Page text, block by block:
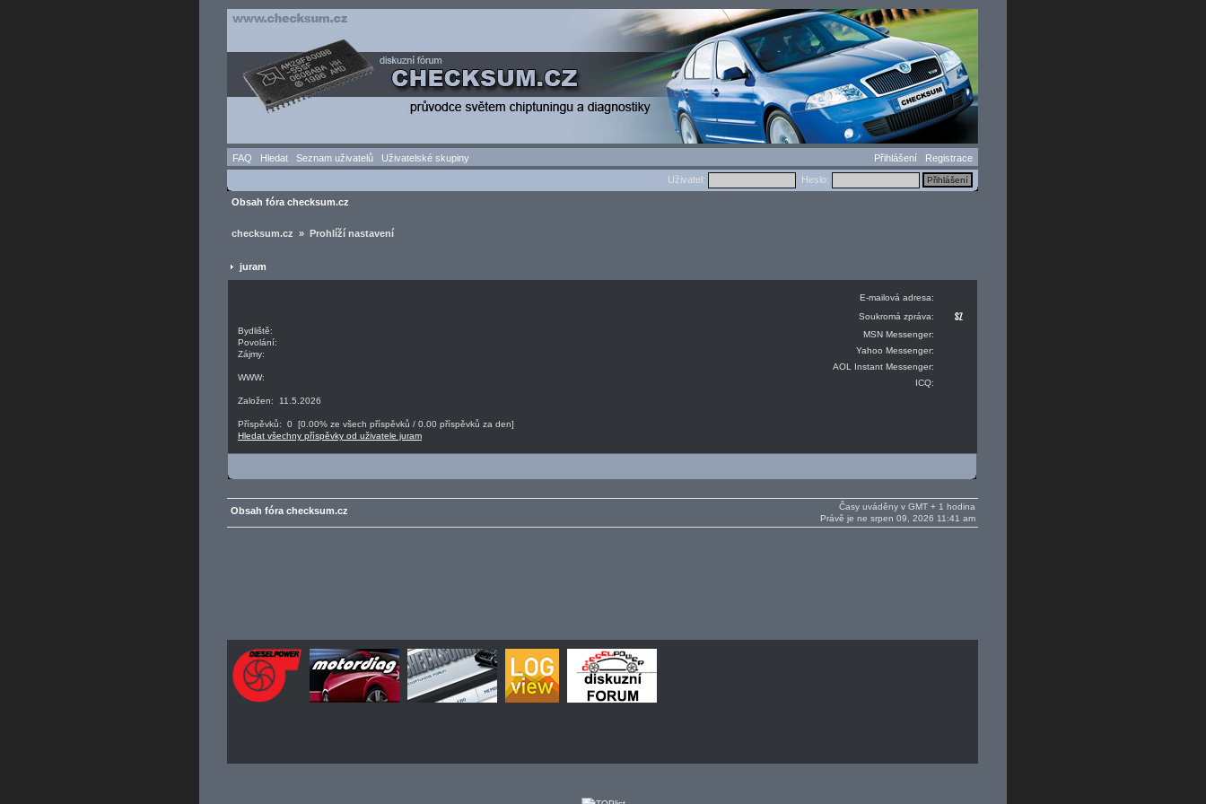
FAQ Hledat Seznam uživatelů Uživatelské skupiny Přihlášení
Registrace
Uživatel:
Heslo:
Obsah fóra checksum.cz
checksum.cz » Prohlíží nastavení
juram
Bydliště:
Povolání:
Zájmy:
WWW:
Založen: 11.5.2026
Příspěvků: 0 [0.00% ze všech příspěvků / 0.00 příspěvků za den]
Hledat všechny příspěvky od uživatele juram
E-mailová adresa:
Soukromá zpráva:
MSN Messenger:
Yahoo Messenger:
AOL Instant Messenger:
ICQ:
Časy uváděny v GMT + 1 hodina
Právě je ne srpen 09, 2026 11:41 am
Obsah fóra checksum.cz